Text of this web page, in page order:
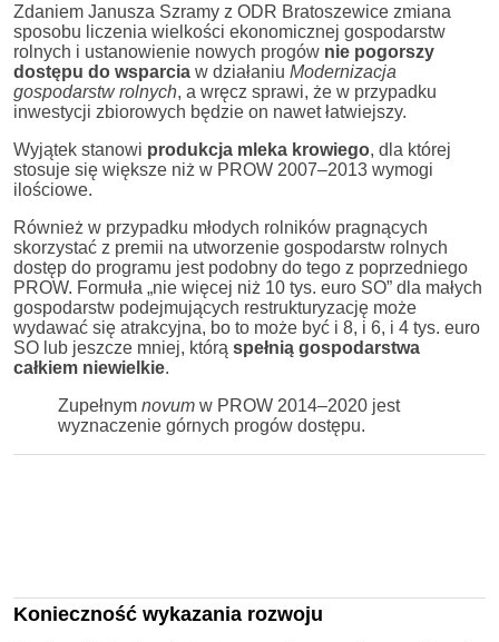
Zdaniem Janusza Szramy z ODR Bratoszewice zmiana
sposobu liczenia wielkości ekonomicznej gospodarstw
rolnych i ustanowienie nowych progów nie pogorszy
dostępu do wsparcia w działaniu Modernizacja
gospodarstw rolnych, a wręcz sprawi, że w przypadku
inwestycji zbiorowych będzie on nawet łatwiejszy.
Wyjątek stanowi produkcja mleka krowiego, dla której
stosuje się większe niż w PROW 2007–2013 wymogi
ilościowe.
Również w przypadku młodych rolników pragnących
skorzystać z premii na utworzenie gospodarstw rolnych
dostęp do programu jest podobny do tego z poprzedniego
PROW. Formuła „nie więcej niż 10 tys. euro SO” dla małych
gospodarstw podejmujących restrukturyzację może
wydawać się atrakcyjna, bo to może być i 8, i 6, i 4 tys. euro
SO lub jeszcze mniej, którą spełnią gospodarstwa
całkiem niewielkie.
Zupełnym novum w PROW 2014–2020 jest
wyznaczenie górnych progów dostępu.
Konieczność wykazania rozwoju